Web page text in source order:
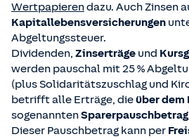
Wertpapierendazu. Auch Zinsen
Kapitallebensversicherungen
Abgeltungssteuer.
Dividenden, Zinserträge und
werden pauschal mit 25 %
(plus Solidaritätszuschlag und
betrifft alle Erträge, dieüber dem
sogenanntenSparerpauschbetrag
Dieser Pauschbetrag kann per